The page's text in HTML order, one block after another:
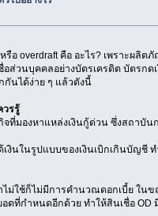
อ overdraft คือ อะไร? เพราะผลิ
วนบุคคลอย่างบัตรเครดิต บัตรกด
กันได้ง่าย ๆ แล้วดังนี้
วรรู้
ที่มองหาแหล่งเงินกู้ด่วน ซึ่งสถาบัน
งินในรูปแบบของเงินเบิกเกินบัญชี
ไม่ใช้ก็ไม่มีการคำนวณดอกเบี้ย ใน
ดที่กำหนดอีกด้วย ทำให้สินเชื่อ OD